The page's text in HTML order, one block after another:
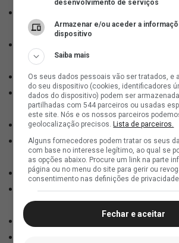
18h20
18h24
Press kit de Vasco x Paysandu |
Jogadores treinam finalizações no
18h43
Acompanhe ao tempo real do Vasco |
Jogadores encerram o trabalho de
18h50
Homenagem póstuma para Vasco x
Torcida fez linda festa na entrada
19h14
Rojas abre o placar para o Vasco;
desenvolvimento de serviços
Armazenar e/ou aceder a
dispositivo
Saiba mais
Os seus dados pessoais vão ser tratados, e
do seu dispositivo (cookies, identificadores
dados do dispositivo) podem ser
partilhadas com 544 parceiros ou usadas
este site. Nós e os nossos parceiros
geolocalização precisos.Lista de parceiros.
Alguns fornecedores podem tratar os seus
com base no interesse legítimo, ao qual se
as opções abaixo. Procure um link na parte
página ou no menu do site para gerir ou
consentimento nas definições de privacidade
Fechar e aceitar